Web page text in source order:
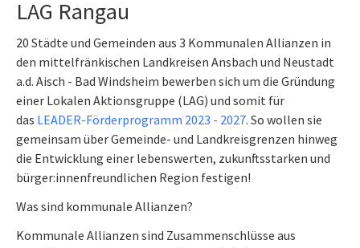
LAG Rangau
20 Städte und Gemeinden aus 3 Kommunalen Allianzen in
den mittelfränkischen Landkreisen Ansbach und Neustadt
a.d. Aisch - Bad Windsheim bewerben sich um die Gründung
einer Lokalen Aktionsgruppe (LAG) und somit für
das LEADER-Förderprogramm 2023 - 2027. So wollen sie
gemeinsam über Gemeinde- und Landkreisgrenzen hinweg
die Entwicklung einer lebenswerten, zukunftsstarken und
bürger:innenfreundlichen Region festigen!
Was sind kommunale Allianzen?
Kommunale Allianzen sind Zusammenschlüsse aus